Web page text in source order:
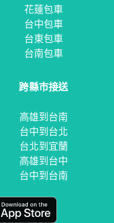
花蓮包車
台中包車
台東包車
台南包車
跨縣市接送
高雄到台南
台中到台北
台北到宜蘭
高雄到台中
台中到台南